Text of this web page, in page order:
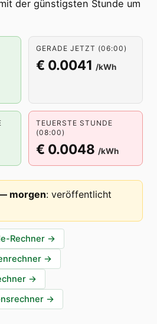
der günstigsten Stunde um
GERADE JETZT (06:00)
€ 0.0041 /kWh
TEUERSTE STUNDE
(08:00)
€ 0.0048 /kWh
morgen: veröffentlicht
Rechner →
→
→
→